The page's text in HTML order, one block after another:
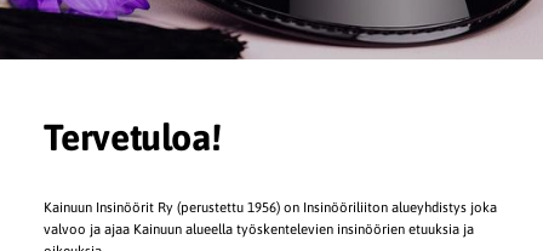
Tervetuloa!
Kainuun Insinöörit Ry (perustettu 1956) on Insinööriliiton alueyhdistys joka
valvoo ja ajaa Kainuun alueella työskentelevien insinöörien etuuksia ja